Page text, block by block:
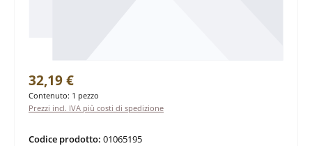
Prezzo normale:
32,19 €
Contenuto: 1 pezzo
Prezzi incl. IVA più costi di spedizione
Codice prodotto: 01065195